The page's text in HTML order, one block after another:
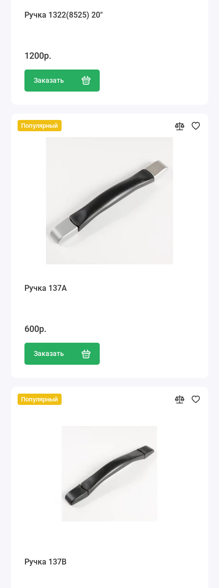
Ручка 1322(8525) 20"
1200р.
Заказать
Популярный
Ручка 137А
600р.
Заказать
Популярный
Ручка 137В